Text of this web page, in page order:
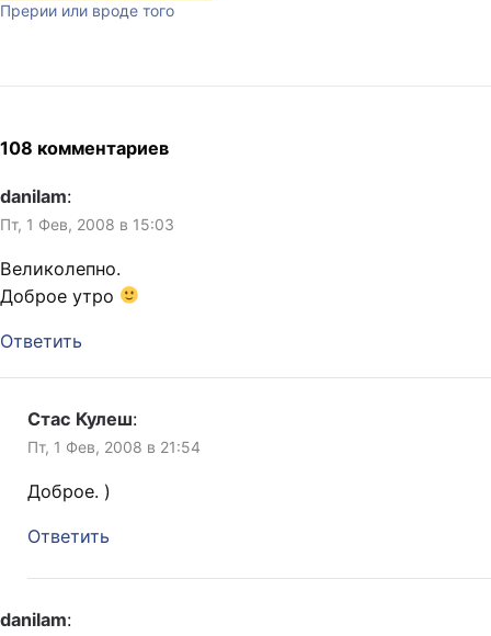
Прерии или вроде того
108 комментариев
danilam:
Пт, 1 Фев, 2008 в 15:03
Великолепно.
Доброе утро
Ответить
Стас Кулеш:
Пт, 1 Фев, 2008 в 21:54
Доброе. )
Ответить
danilam: